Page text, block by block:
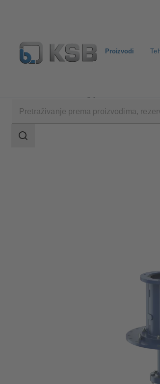
Proizvodi
pretraživanja
Raspon